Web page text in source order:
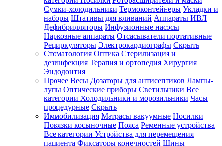
Сумки-холодильники Термоконтейнеры Укладки и
наборы Штативы для вливаний Аппараты ИВЛ
Дефибрилляторы Инфузионные насосы
Наркозные аппараты Отсасыватели портативные
Рециркуляторы Электрокардиографы Скрыть
Стоматология Оптика Стерилизация и
дезинфекция Терапия и ортопедия Хирургия
Эндодонтия
Прочее Весы Дозаторы для антисептиков Лампы-
лупы Оптические приборы Светильники Все
категории Холодильники и морозильники Часы
процедурные Скрыть
Иммобилизация Матрасы вакуумные Носилки
Повязки косыночные Пояса Ременные устройства
Все категории Устройства для перемещения
пациента Фиксаторы конечностей Шины